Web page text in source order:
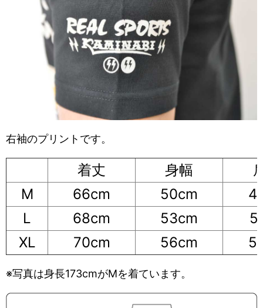
右袖のプリントです。
着丈 身幅
M
66cm 50cm
L
68cm 53cm
XL
70cm 56cm
※写真は身長173cmがMを着ています。